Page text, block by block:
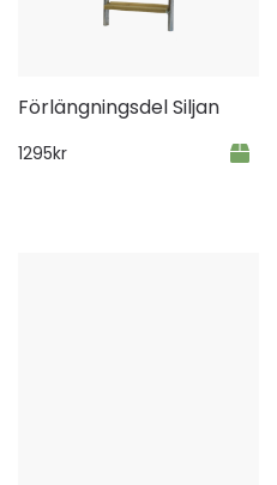
Förlängningsdel Siljan
1295kr